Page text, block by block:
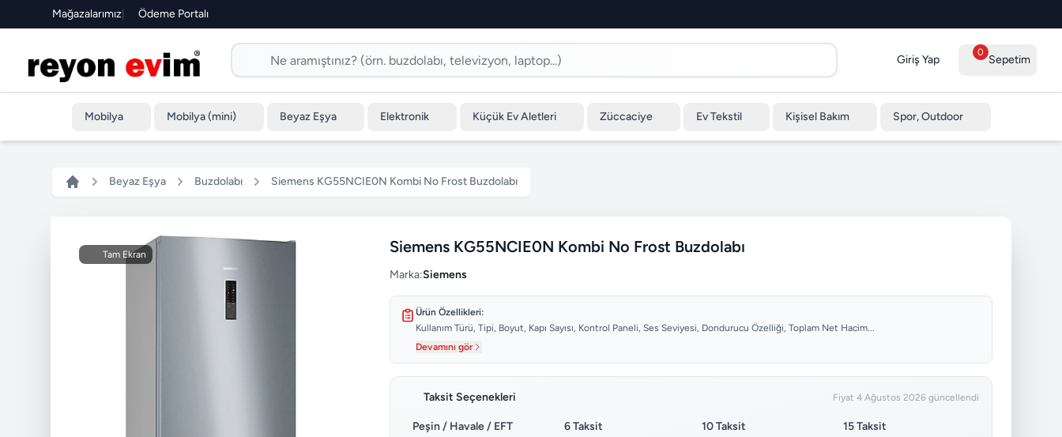
Mağazalarımız| Ödeme Portalı
Giriş Yap
0
Sepetim
Mobilya Mobilya (mini) Beyaz Eşya Elektronik Küçük Ev Aletleri Züccaciye Ev Tekstil Kişisel Bakım Spor, Outdoor
Beyaz Eşya Buzdolabı Siemens KG55NCIE0N Kombi No Frost Buzdolabı
Tam Ekran Siemens KG55NCIE0N Kombi No Frost Buzdolabı
Marka:Siemens
Ürün Özellikleri:
Kullanım Türü, Tipi, Boyut, Kapı Sayısı, Kontrol Paneli, Ses Seviyesi, Dondurucu Özelliği, Toplam Net Hacim...
Devamını gör
Taksit Seçenekleri Fiyat 4 Ağustos 2026 güncellendi
Peşin / Havale / EFT 6 Taksit 10 Taksit 15 Taksit